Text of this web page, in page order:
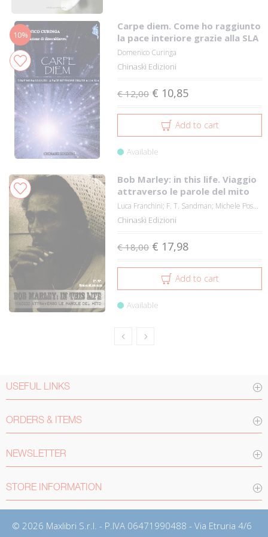
10%
Carpe diem. Come ho raggiunto
la pace interiore grazie alla SLA
Domenico Curinga
Chinaski Edizioni
€ 12,00 € 10,85
Add to cart
Available
Bob Marley: in this life. Viaggio
attraverso le parole del mito
Luca Franchini; F. T. Sandman; Michele Pos...
Chinaski Edizioni
€ 18,00 € 17,98
Add to cart
Available
USEFUL LINKS
ORDERS & ITEMS
NEWSLETTER
STORE INFORMATION
© 2026 Maxlibri S.r.l. - P.IVA 06471990488 - Via Etruria 4/6